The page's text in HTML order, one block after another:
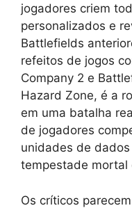
jogadores criem
personalizados e
Battlefields
refeitos de jogos
Company 2 e
Hazard Zone, é a
em uma batalha
de jogadores
unidades de
tempestade mortal
Os críticos